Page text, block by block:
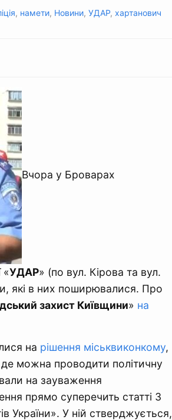
, намети, Новини, УДАР, хартанович
Вчора у Броварах
«УДАР» (по вул. Кірова та вул.
які в них поширювалися. Про
захист Київщини» на
на рішення міськвиконкому,
можна проводити політичну
на зауваження
прямо суперечить статті 3
України». У ній стверджується,